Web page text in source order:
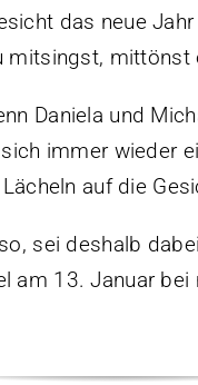
das neue
mitsingst, mittönst
Daniela und
immer wieder
auf die
sei deshalb
am 13. Januar bei